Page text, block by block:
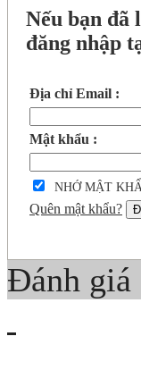
Nếu bạn đã
đăng nhập
Địa chỉ Email :
Mật khẩu :
NHỚ MẬT
Quên mật khẩu?
Đánh giá